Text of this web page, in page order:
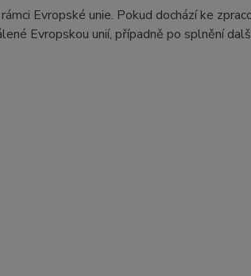
Evropské unie. Pokud dochází ke
Evropskou unií, případně po splnění